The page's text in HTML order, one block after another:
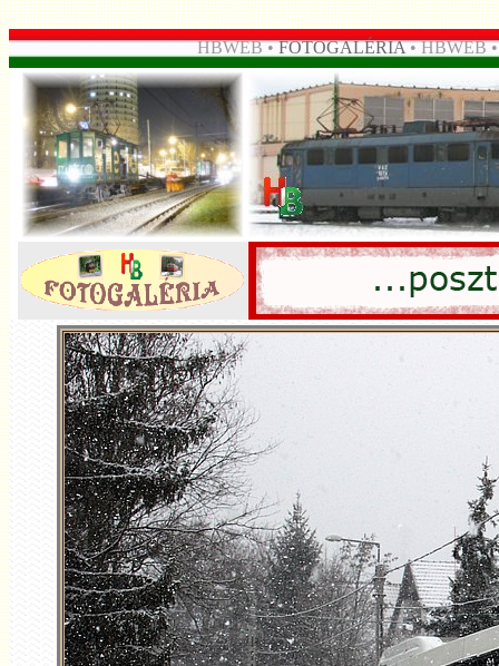
HBWEB •FOTOGALÉRIA• HBWEB